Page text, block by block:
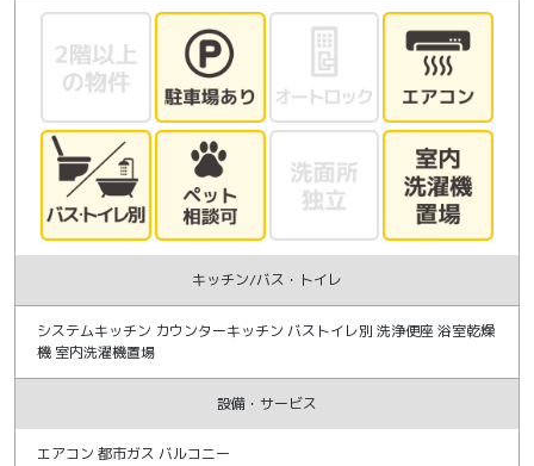
キッチン/バス・トイレ
システムキッチン カウンターキッチン バストイレ別 洗浄便座 浴室乾燥
機 室内洗濯機置場
設備・サービス
エアコン 都市ガス バルコニー